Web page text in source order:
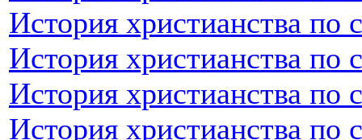
История христианства
История христианства
История христианства
История христианства